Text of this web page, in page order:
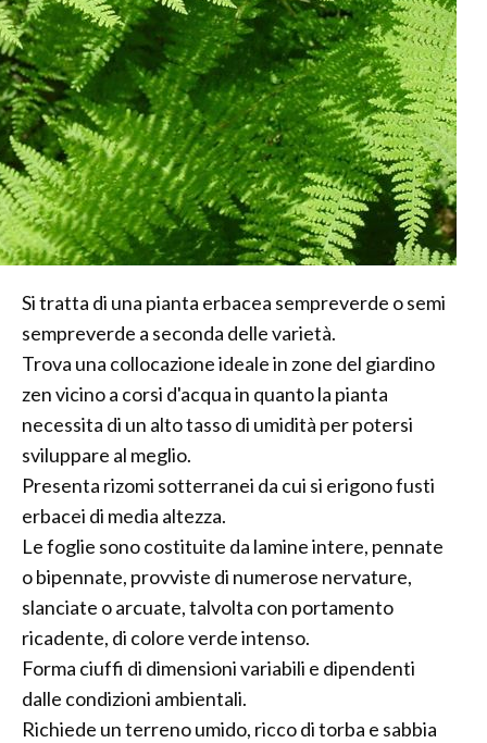
Si tratta di una pianta erbacea sempreverde o semi
sempreverde a seconda delle varietà.
Trova una collocazione ideale in zone del giardino
zen vicino a corsi d'acqua in quanto la pianta
necessita di un alto tasso di umidità per potersi
sviluppare al meglio.
Presenta rizomi sotterranei da cui si erigono fusti
erbacei di media altezza.
Le foglie sono costituite da lamine intere, pennate
o bipennate, provviste di numerose nervature,
slanciate o arcuate, talvolta con portamento
ricadente, di colore verde intenso.
Forma ciuffi di dimensioni variabili e dipendenti
dalle condizioni ambientali.
Richiede un terreno umido, ricco di torba e sabbia